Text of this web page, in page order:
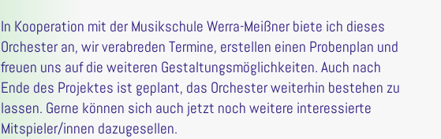
In Kooperation mit der Musikschule Werra-Meißner biete ich dieses
Orchester an, wir verabreden Termine, erstellen einen Probenplan und
freuen uns auf die weiteren Gestaltungsmöglichkeiten. Auch nach
Ende des Projektes ist geplant, das Orchester weiterhin bestehen zu
lassen. Gerne können sich auch jetzt noch weitere interessierte
Mitspieler/innen dazugesellen.